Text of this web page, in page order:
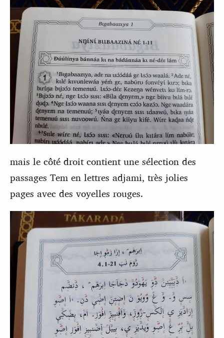
mais le côté droit contient une sélection des
passages Tem en lettres adjami, très jolies
pages avec des voyelles rouges.